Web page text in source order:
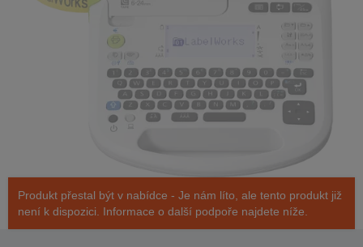
Produkt přestal být v nabídce - Je nám líto, ale tento produkt již
není k dispozici. Informace o další podpoře najdete níže.